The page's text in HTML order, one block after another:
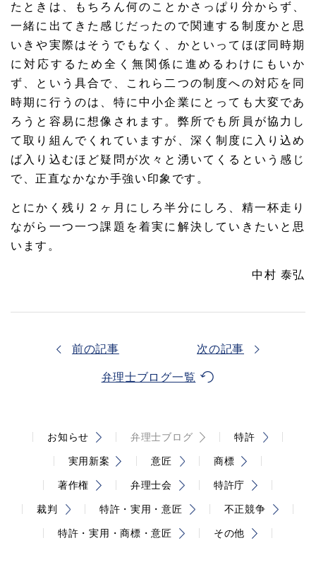
たときは、もちろん何のことかさっぱり分からず、
一緒に出てきた感じだったので関連する制度かと思
いきや実際はそうでもなく、かといってほぼ同時期
に対応するため全く無関係に進めるわけにもいか
ず、という具合で、これら二つの制度への対応を同
時期に行うのは、特に中小企業にとっても大変であ
ろうと容易に想像されます。弊所でも所員が協力し
て取り組んでくれていますが、深く制度に入り込め
ば入り込むほど疑問が次々と湧いてくるという感じ
で、正直なかなか手強い印象です。
とにかく残り２ヶ月にしろ半分にしろ、精一杯走り
ながら一つ一つ課題を着実に解決していきたいと思
います。
中村 泰弘
前の記事
弁理士ブログ一覧
次の記事
お知らせ 弁理士ブログ 特許
実用新案 意匠 商標
著作権 弁理士会 特許庁
裁判 特許・実用・意匠 不正競争
特許・実用・商標・意匠 その他